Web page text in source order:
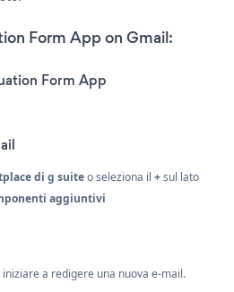
Form App on Gmail:
Form App
di g suiteo seleziona il +sul lato
aggiuntivi
iniziare a redigere una nuova e-mail.